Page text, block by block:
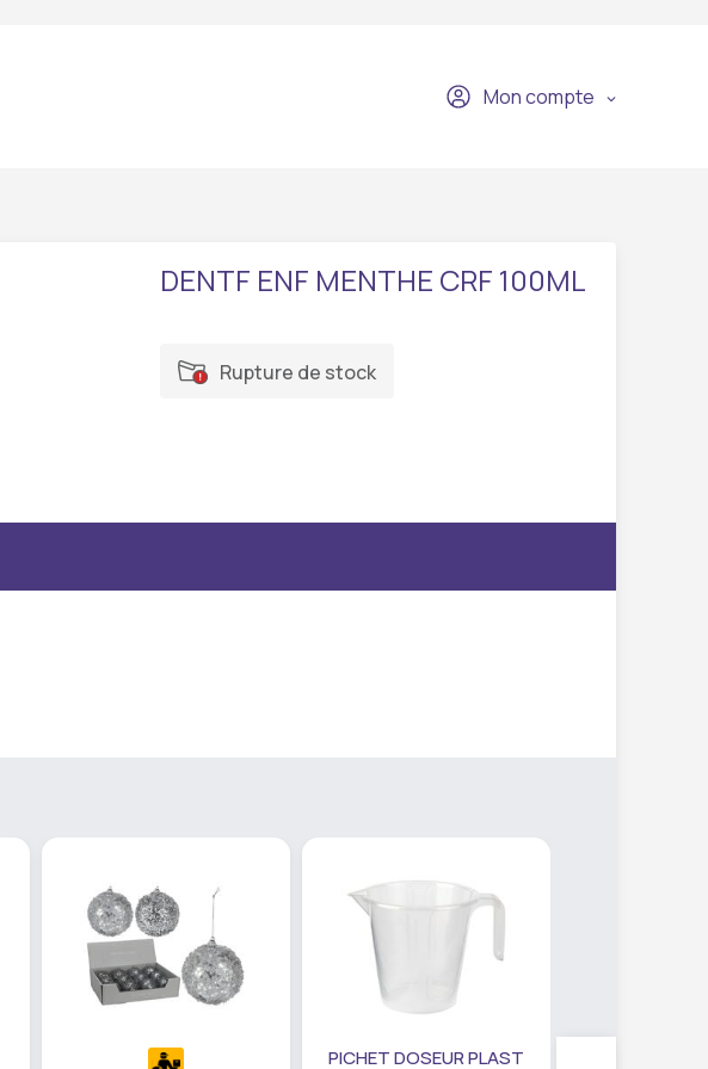
Mon compte
DENTF ENF MENTHE CRF 100ML
Rupture de stock
PICHET DOSEUR PLAST